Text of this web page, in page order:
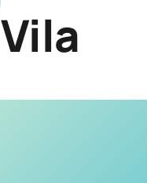
Vila